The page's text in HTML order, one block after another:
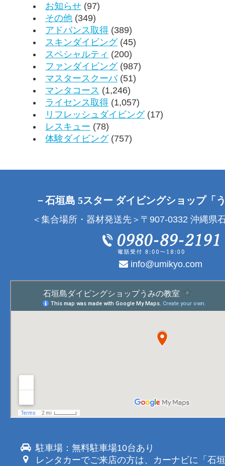
お知らせ (97)
その他 (349)
アドバンス取得 (389)
スキンダイビング(45)
スペシャルティ (200)
ファンダイビング(987)
マスタースクーバ(51)
マンタコース (1,246)
ライセンス取得 (1,057)
リフレッシュダイビング(17)
レスキュー (78)
体験ダイビング(757)
－石垣島 5スター ダイビングショップ「
＜集合場所・器材発送先＞〒907-0332 沖縄県
info@umikyo.com
駐車場：無料駐車場10台あり
レンタカーでご来店の方は、カーナビに「石